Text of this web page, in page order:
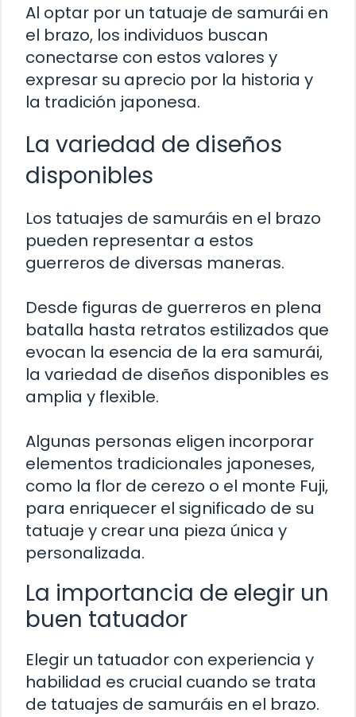
Al optar por un tatuaje de samurái en
el brazo, los individuos buscan
conectarse con estos valores y
expresar su aprecio por la historia y
la tradición japonesa.
La variedad de diseños
disponibles
Los tatuajes de samuráis en el brazo
pueden representar a estos
guerreros de diversas maneras.
Desde figuras de guerreros en plena
batalla hasta retratos estilizados que
evocan la esencia de la era samurái,
la variedad de diseños disponibles es
amplia y flexible.
Algunas personas eligen incorporar
elementos tradicionales japoneses,
como la flor de cerezo o el monte Fuji,
para enriquecer el significado de su
tatuaje y crear una pieza única y
personalizada.
La importancia de elegir un
buen tatuador
Elegir un tatuador con experiencia y
habilidad es crucial cuando se trata
de tatuajes de samuráis en el brazo.